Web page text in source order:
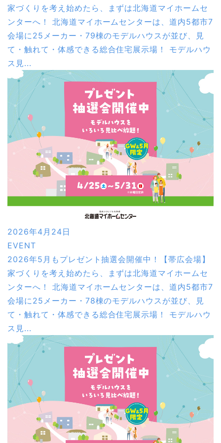
家づくりを考え始めたら、まずは北海道マイホームセ
ンターへ！ 北海道マイホームセンターは、道内5都市7
会場に25メーカー・79棟のモデルハウスが並び、見
て・触れて・体感できる総合住宅展示場！ モデルハウ
ス見...
2026年4月24日
EVENT
2026年5月もプレゼント抽選会開催中！【帯広会場】
家づくりを考え始めたら、まずは北海道マイホームセ
ンターへ！ 北海道マイホームセンターは、道内5都市7
会場に25メーカー・78棟のモデルハウスが並び、見
て・触れて・体感できる総合住宅展示場！ モデルハウ
ス見...